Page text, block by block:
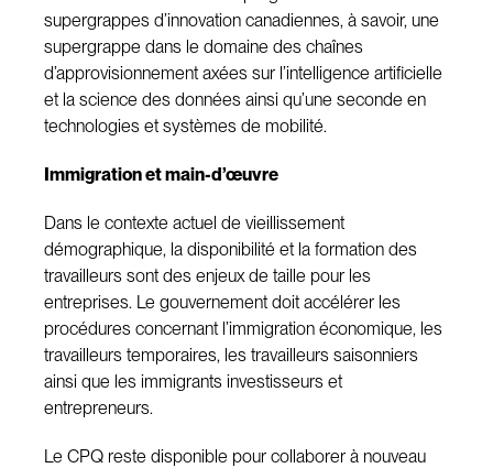
supergrappes d’innovation canadiennes, à savoir, une
supergrappe dans le domaine des chaînes
d’approvisionnement axées sur l’intelligence artificielle
et la science des données ainsi qu’une seconde en
technologies et systèmes de mobilité.
Immigration et main-d’œuvre
Dans le contexte actuel de vieillissement
démographique, la disponibilité et la formation des
travailleurs sont des enjeux de taille pour les
entreprises. Le gouvernement doit accélérer les
procédures concernant l’immigration économique, les
travailleurs temporaires, les travailleurs saisonniers
ainsi que les immigrants investisseurs et
entrepreneurs.
Le CPQ reste disponible pour collaborer à nouveau